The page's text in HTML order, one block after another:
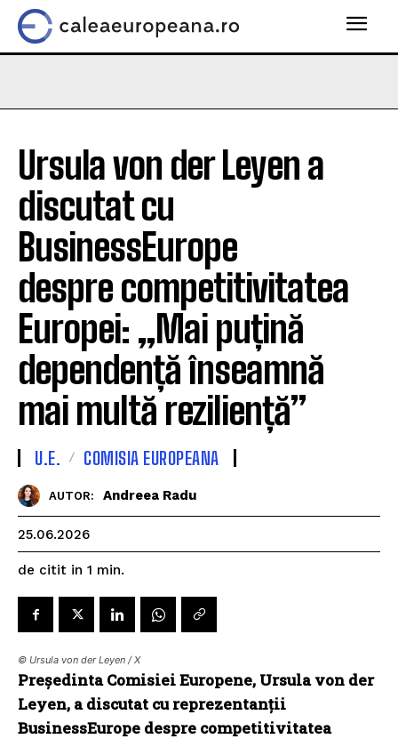
Ursula von der Leyen a
discutat cu
BusinessEurope
despre competitivitatea
Europei: „Mai puțină
dependență înseamnă
mai multă reziliență”
U.E. COMISIA EUROPEANA
AUTOR: Andreea Radu
25.06.2026
de citit in 1 min.
© Ursula von der Leyen / X
Președinta Comisiei Europene, Ursula von der
Leyen, a discutat cu reprezentanții
BusinessEurope despre competitivitatea